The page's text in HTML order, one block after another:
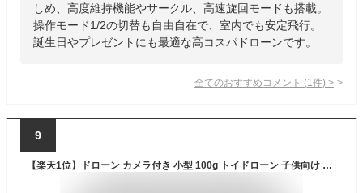
しめ、高度維持機能やサークル、高速旋回モードも搭載。
操作モード1/2の切替も自由自在で、室内でも安定飛行。
誕生日やプレゼントにも最適な高コスパドローンです。
全てのおすすめコメント (1 件) >
9
【楽天1位】ドローン カメラ付き 小型 100g トイドローン 子供向け 人気 8K二重カメラ 高画質HD 初心者 室内 練習機 収納ケース 折り畳み式 軽量 小型 空撮 高画質 高性能 屋外 空撮 小型 子供 マホで操作可 高度維持 WIFI FPV リアルタイム 人気プレゼン ギフト おもちゃ